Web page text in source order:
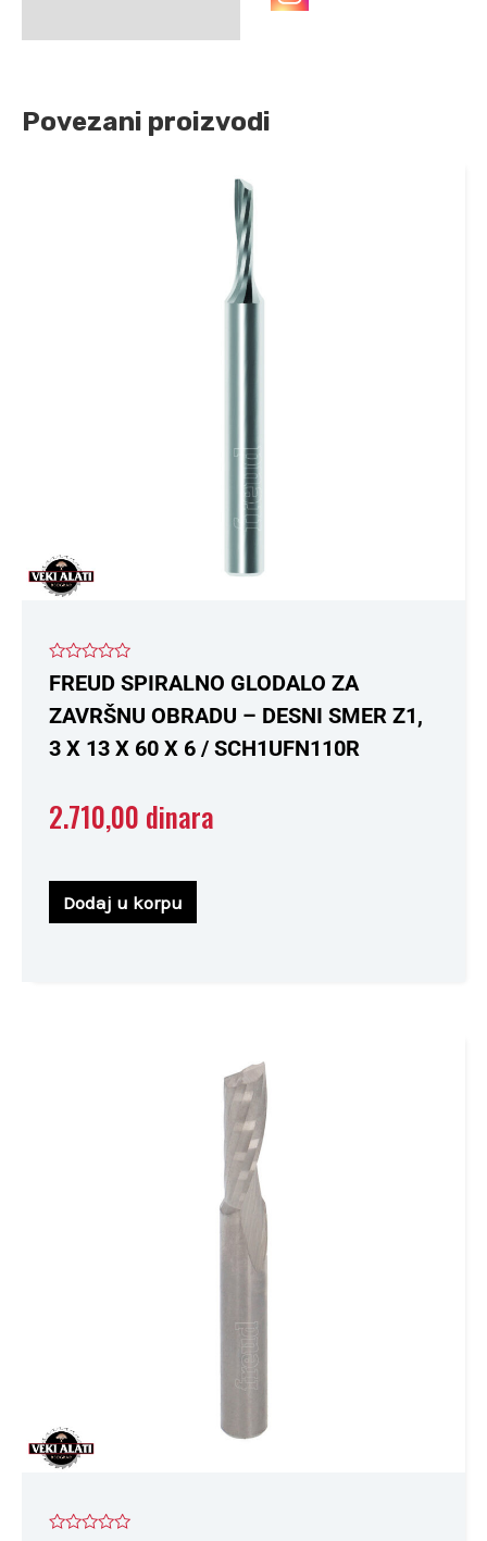
Povezani proizvodi
Ocenjeno
sa
od
FREUD SPIRALNO GLODALO ZA
ZAVRŠNU OBRADU – DESNI SMER Z1,
3 X 13 X 60 X 6 / SCH1UFN110R
2.710,00 dinara
Dodaj u korpu